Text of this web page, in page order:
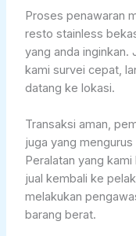
Proses penawaran
resto stainless
yang anda inginkan.
kami survei cepat,
datang ke lokasi.
Transaksi aman,
juga yang
Peralatan yang
jual kembali ke
melakukan
barang berat.